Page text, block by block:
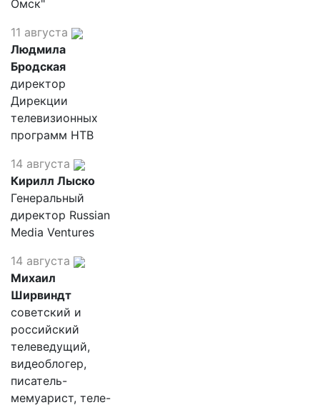
Омск"
11 августа
Людмила
Бродская
директор
Дирекции
телевизионных
программ НТВ
14 августа
Кирилл Лыско
Генеральный
директор Russian
Media Ventures
14 августа
Михаил
Ширвиндт
советский и
российский
телеведущий,
видеоблогер,
писатель-
мемуарист, теле-